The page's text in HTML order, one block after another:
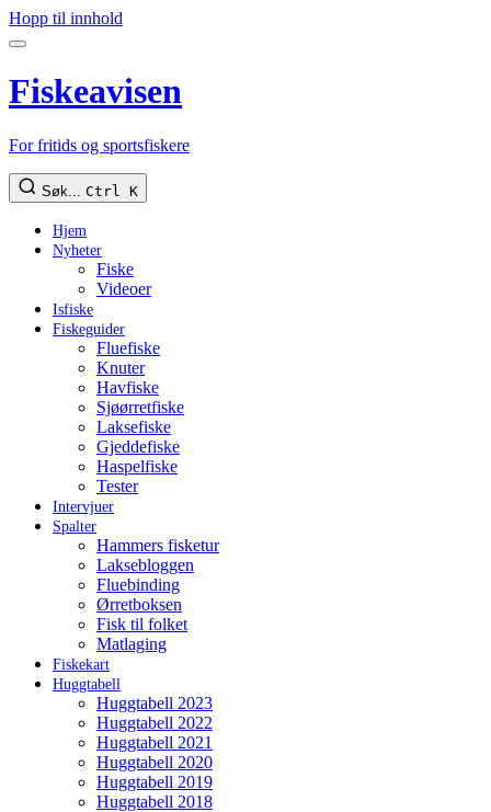
Hopp til innhold
Fiskeavisen
For fritids og sportsfiskere
Søk... Ctrl K
Hjem
Nyheter
Fiske
Videoer
Isfiske
Fiskeguider
Fluefiske
Knuter
Havfiske
Sjøørretfiske
Laksefiske
Gjeddefiske
Haspelfiske
Tester
Intervjuer
Spalter
Hammers fisketur
Laksebloggen
Fluebinding
Ørretboksen
Fisk til folket
Matlaging
Fiskekart
Huggtabell
Huggtabell 2023
Huggtabell 2022
Huggtabell 2021
Huggtabell 2020
Huggtabell 2019
Huggtabell 2018